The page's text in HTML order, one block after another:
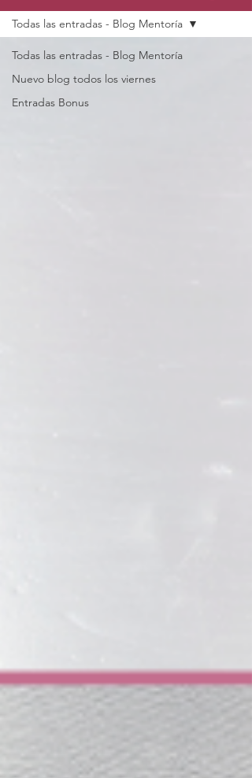
Todas las entradas - Blog Mentoría
Nuevo blog todos los viernes
Entradas Bonus
Todas las entradas - Blog Mentoría